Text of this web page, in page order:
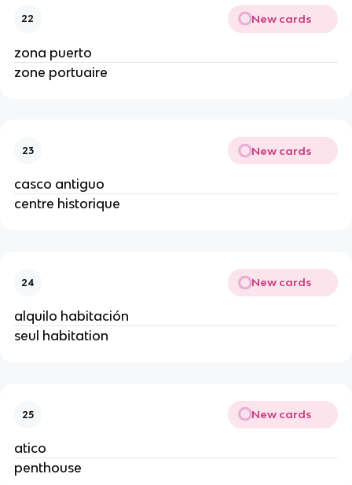
22 New cards
zona puerto
zone portuaire
23 New cards
casco antiguo
centre historique
24 New cards
alquilo habitación
seul habitation
25 New cards
atico
penthouse